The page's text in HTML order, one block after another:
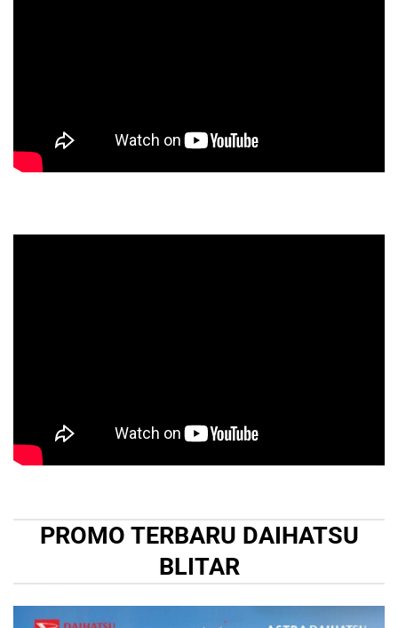
PROMO TERBARU DAIHATSU
BLITAR